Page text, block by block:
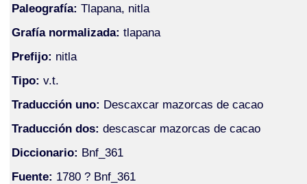
Paleografía: Tlapana, nitla
Grafía normalizada: tlapana
Prefijo: nitla
Tipo: v.t.
Traducción uno: Descaxcar mazorcas de cacao
Traducción dos: descascar mazorcas de cacao
Diccionario: Bnf_361
Fuente: 1780 ? Bnf_361